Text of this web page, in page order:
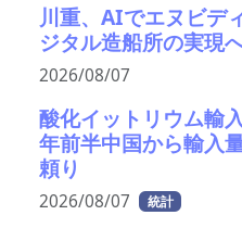
川重、AIでエヌビデ
ジタル造船所の実現
2026/08/07
酸化イットリウム
年前半中国から輸入
頼り
2026/08/07 統計